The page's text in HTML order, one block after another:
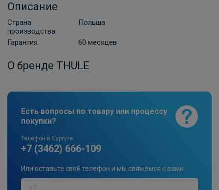
Описание
Страна
производства
Польша
Гарантия 60 месяцев
О бренде THULE
Есть вопросы по товару или процессу
покупки?
Телефон в Сургуте
+7 (3462) 666-109
Или оставьте свой телефон и мы свяжемся с вами